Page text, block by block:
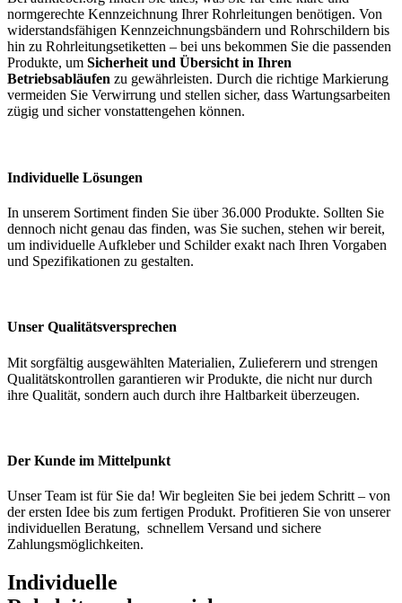
normgerechte Kennzeichnung Ihrer Rohrleitungen benötigen. Von
widerstandsfähigen Kennzeichnungsbändern und Rohrschildern bis
hin zu Rohrleitungsetiketten – bei uns bekommen Sie die passenden
Produkte, um Sicherheit und Übersicht in Ihren
Betriebsabläufen zu gewährleisten. Durch die richtige Markierung
vermeiden Sie Verwirrung und stellen sicher, dass Wartungsarbeiten
zügig und sicher vonstattengehen können.
Individuelle Lösungen
In unserem Sortiment finden Sie über 36.000 Produkte. Sollten Sie
dennoch nicht genau das finden, was Sie suchen, stehen wir bereit,
um individuelle Aufkleber und Schilder exakt nach Ihren Vorgaben
und Spezifikationen zu gestalten.
Unser Qualitätsversprechen
Mit sorgfältig ausgewählten Materialien, Zulieferern und strengen
Qualitätskontrollen garantieren wir Produkte, die nicht nur durch
ihre Qualität, sondern auch durch ihre Haltbarkeit überzeugen.
Der Kunde im Mittelpunkt
Unser Team ist für Sie da! Wir begleiten Sie bei jedem Schritt – von
der ersten Idee bis zum fertigen Produkt. Profitieren Sie von unserer
individuellen Beratung, schnellem Versand und sichere
Zahlungsmöglichkeiten.
Individuelle